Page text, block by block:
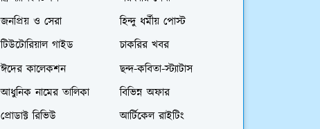
জনপ্রিয় ও সেরা
হিন্দু ধর্মীয় পোস্ট
টিউটোরিয়াল গাইড
চাকরির খবর
ঈদের কালেকশন
ছন্দ-কবিতা-স্ট্যাটাস
আধুনিক নামের তালিকা
বিভিন্ন অফার
প্রোডাক্ট রিভিউ
আর্টিকেল রাইটিং